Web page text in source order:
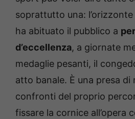
soprattutto una:
ha abituato il pubblico a
d’eccellenza, a giornate
medaglie pesanti, il
atto banale. È una presa di
confronti del proprio
fissare la cornice all’opera